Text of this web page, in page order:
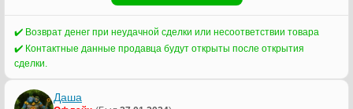
✔️ Возврат денег при неудачной сделки или несоответствии товара
✔️ Контактные данные продавца будут открыты после открытия
сделки.
Даша